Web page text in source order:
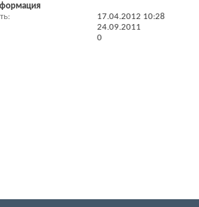
17.04.2012 10:28
24.09.2011
0